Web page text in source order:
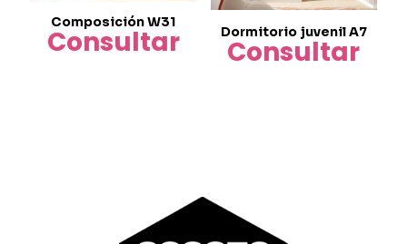
pueden
elegir
Composición W31
Consultar Dormitorio juvenil A7
Consultar